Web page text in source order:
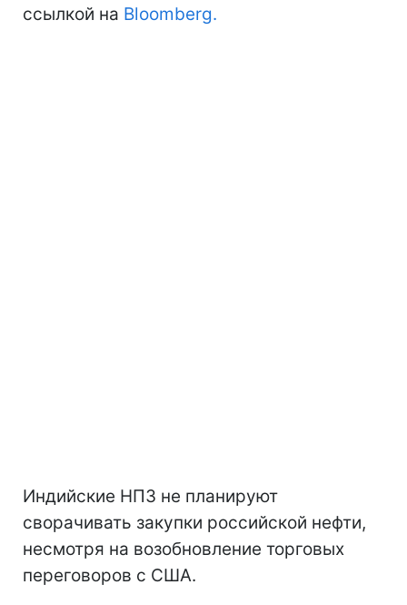
ссылкой на Bloomberg.
Индийские НПЗ не планируют
сворачивать закупки российской нефти,
несмотря на возобновление торговых
переговоров с США.